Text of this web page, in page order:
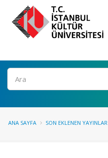
Ara
ANA SAYFA SON EKLENEN YAYINLAR